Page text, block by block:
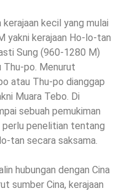
kecil yang mulai
yakni kerajaan Ho-lo-tan
Sung (960-1280 M)
po. Menurut
atau Thu-po dianggap
Muara Tebo. Di
sebuah pemukiman
perlu penelitian tentang
tan secara saksama.
hubungan dengan Cina
sumber Cina, kerajaan